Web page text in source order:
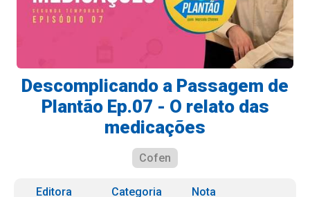
Descomplicando a Passagem de
Plantão Ep.07 - O relato das
medicações
Cofen
Editora
Categoria
Nota